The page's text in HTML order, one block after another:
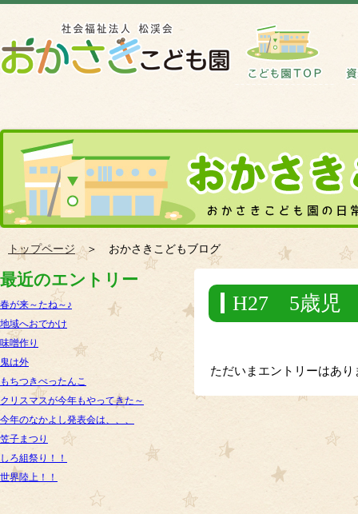
トップページ ＞ おかさきこどもブログ
H27 5歳児
ただいまエントリーはあり
最近のエントリー
春が来～たね～♪
地域へおでかけ
味噌作り
鬼は外
もちつきぺったんこ
クリスマスが今年もやってきた～
今年のなかよし発表会は、、、
笠子まつり
しろ組祭り！！
世界陸上！！